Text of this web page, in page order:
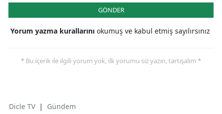
GÖNDER
Yorum yazma kurallarını okumuş ve kabul etmiş sayılırsınız
* Bu içerik ile ilgili yorum yok, ilk yorumu siz yazın, tartışalım *
Dicle TV | Gündem